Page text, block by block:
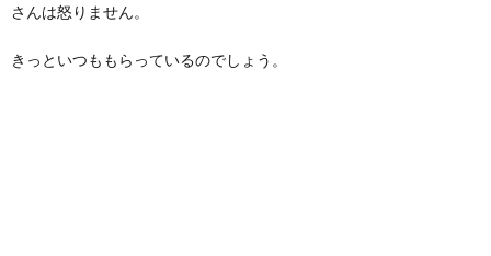
さんは怒りません。
きっといつももらっているのでしょう。